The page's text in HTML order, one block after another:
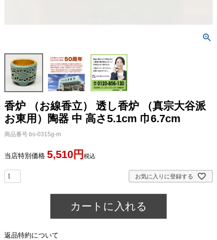
香炉 （お線香立） 透し香炉 （真宗大谷派
お東用）陶器 中 高さ5.1cm 巾6.7cm
商品番号 bs-0315g-m
当店特別価格 5,510 税込
お気に入りに登録する
カートに入れる
返品特約について